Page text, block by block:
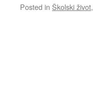
Posted in Školski život,